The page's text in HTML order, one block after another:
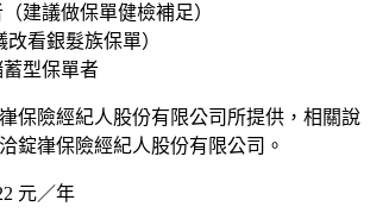
建議做保單健檢補足）
改看銀髮族保單）
蓄型保單者
保險經紀人股份有限公司所提供，相關說
錠嵂保險經紀人股份有限公司。
元／年